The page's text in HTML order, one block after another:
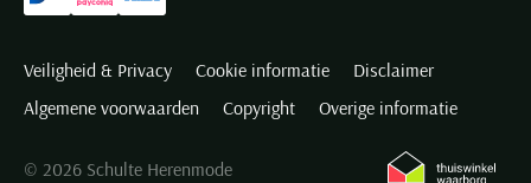
Veiligheid & Privacy Cookie informatie
Disclaimer
Algemene voorwaarden
Copyright Overige informatie
© 2026 Schulte Herenmode